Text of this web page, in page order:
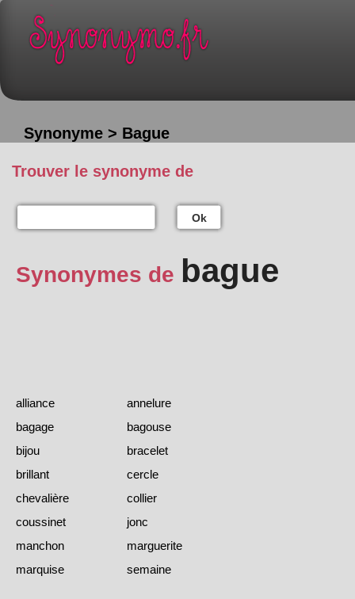
Synonyme > Bague
Trouver le synonyme de
Ok
Synonymes de bague
alliance
annelure
bagage
bagouse
bijou
bracelet
brillant
cercle
chevalière
collier
coussinet
jonc
manchon
marguerite
marquise
semaine